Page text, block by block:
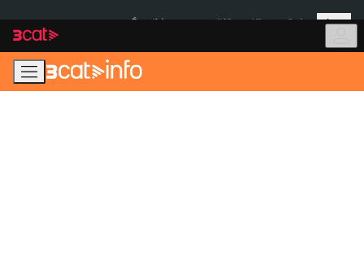
navegació
principal
contingut
Més